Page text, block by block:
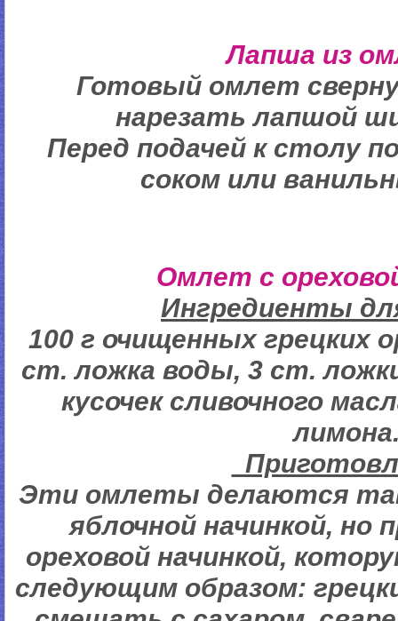
Лапша из
Готовый омлет
нарезать лапшой
Перед подачей к столу
соком или
Омлет с
Ингредиенты
100 г очищенных грецких
ст. ложка воды, 3 ст.
кусочек сливочного
Эти омлеты делаются
яблочной начинкой,
ореховой начинкой,
следующим образом: